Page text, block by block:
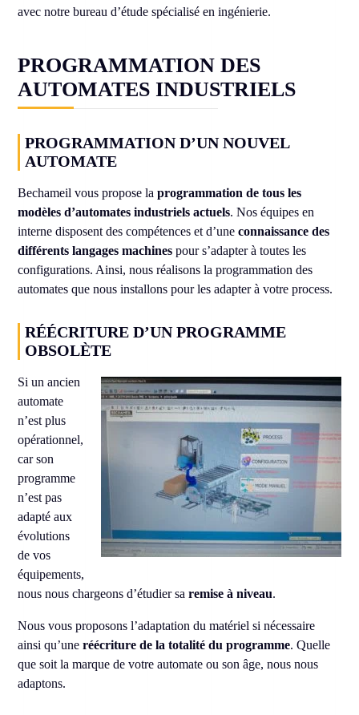
avec notre bureau d’étude spécialisé en ingénierie.
PROGRAMMATION DES
AUTOMATES INDUSTRIELS
PROGRAMMATION D’UN NOUVEL
AUTOMATE
Bechameil vous propose laprogrammation de tous les
modèles d’automates industriels actuels. Nos équipes en
interne disposent des compétences et d’uneconnaissance des
différents langages machines pour s’adapter à toutes les
configurations. Ainsi, nous réalisons la programmation des
automates que nous installons pour les adapter à votre process.
RÉÉCRITURE D’UN PROGRAMME
OBSOLÈTE
Si un ancien
automate
n’est plus
opérationnel,
car son
programme
n’est pas
adapté aux
évolutions
de vos
équipements,
nous nous chargeons d’étudier saremise à niveau.
Nous vous proposons l’adaptation du matériel si nécessaire
ainsi qu’uneréécriture de la totalité du programme. Quelle
que soit la marque de votre automate ou son âge, nous nous
adaptons.